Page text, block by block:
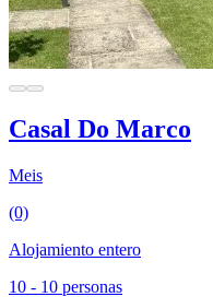
Casal Do Marco
Meis
(0)
Alojamiento entero
10 - 10 personas